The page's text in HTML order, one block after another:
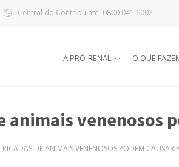
Central do Contribuinte: 0800 041 6002
A PRÓ-RENAL O QUE
animais venenosos
PICADAS DE ANIMAIS VENENOSOS PODEM CAUSAR